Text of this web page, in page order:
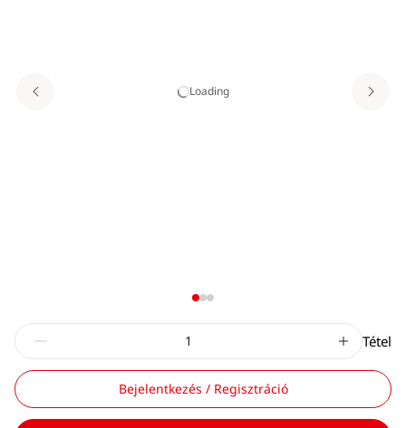
Loading
Tétel
Bejelentkezés / Regisztráció